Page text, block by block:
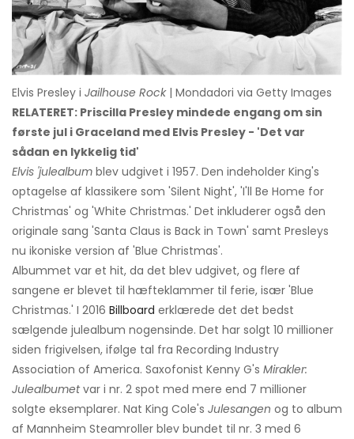
Elvis Presley i Jailhouse Rock| Mondadori via Getty Images
RELATERET: Priscilla Presley mindede engang om sin
første jul i Graceland med Elvis Presley - 'Det var
sådan en lykkelig tid'
Elvis 'julealbum blev udgivet i 1957. Den indeholder King's
optagelse af klassikere som 'Silent Night', 'I'll Be Home for
Christmas' og 'White Christmas.' Det inkluderer også den
originale sang 'Santa Claus is Back in Town' samt Presleys
nu ikoniske version af 'Blue Christmas'.
Albummet var et hit, da det blev udgivet, og flere af
sangene er blevet til hæfteklammer til ferie, især 'Blue
Christmas.' I 2016 Billboard erklærede det det bedst
sælgende julealbum nogensinde. Det har solgt 10 millioner
siden frigivelsen, ifølge tal fra Recording Industry
Association of America. Saxofonist Kenny G's Mirakler:
Julealbumetvar i nr. 2 spot med mere end 7 millioner
solgte eksemplarer. Nat King Cole's Julesangen og to album
af Mannheim Steamroller blev bundet til nr. 3 med 6